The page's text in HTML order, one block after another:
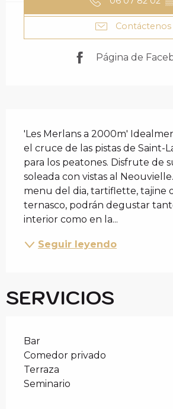
Contáctenos
Página de
'Les Merlans a 2000m'
el cruce de las pistas de Saint-
para los peatones. Disfrute de
soleada con vistas al
menu del dia, tartiflette, tajine
ternasco, podrán degustar
interior como en la...
Seguir leyendo
SERVICIOS
Bar
Comedor privado
Terraza
Seminario